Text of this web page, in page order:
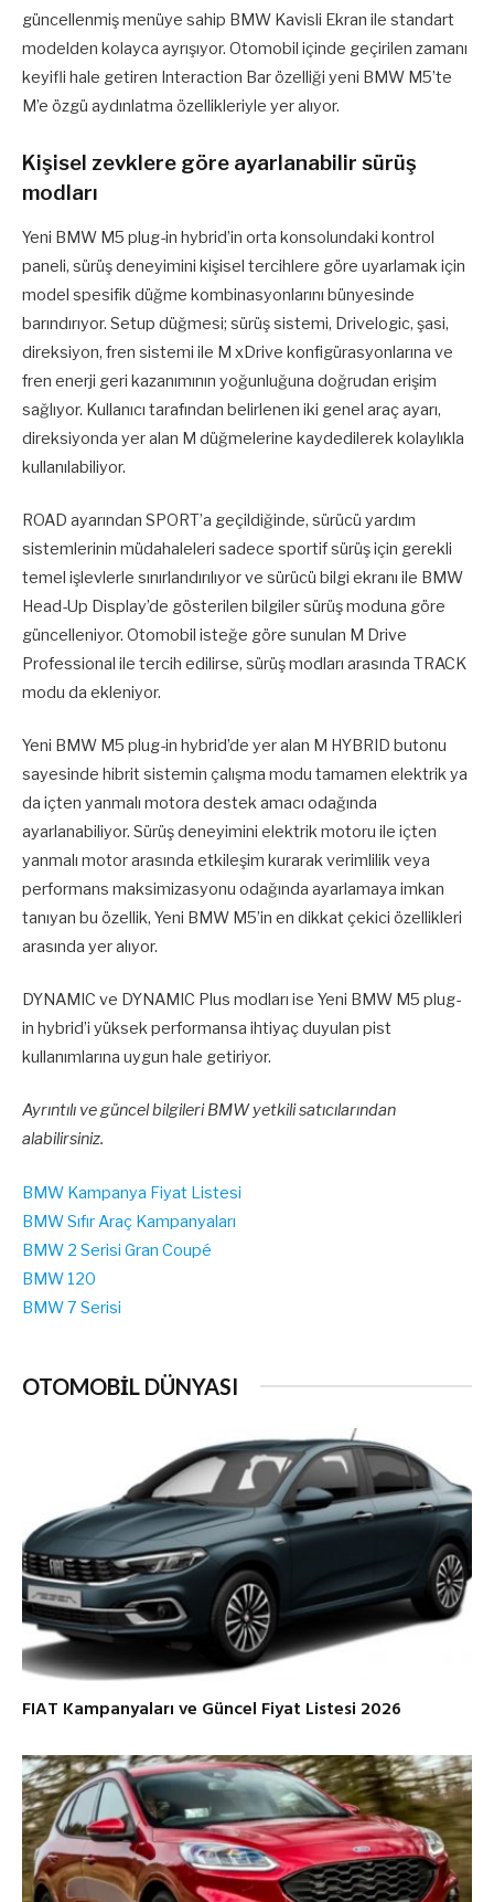
güncellenmiş menüye sahip BMW Kavisli Ekran ile standart
modelden kolayca ayrışıyor. Otomobil içinde geçirilen zamanı
keyifli hale getiren Interaction Bar özelliği yeni BMW M5’te
M’e özgü aydınlatma özellikleriyle yer alıyor.
Kişisel zevklere göre ayarlanabilir sürüş
modları
Yeni BMW M5 plug-in hybrid’in orta konsolundaki kontrol
paneli, sürüş deneyimini kişisel tercihlere göre uyarlamak için
model spesifik düğme kombinasyonlarını bünyesinde
barındırıyor. Setup düğmesi; sürüş sistemi, Drivelogic, şasi,
direksiyon, fren sistemi ile M xDrive konfigürasyonlarına ve
fren enerji geri kazanımının yoğunluğuna doğrudan erişim
sağlıyor. Kullanıcı tarafından belirlenen iki genel araç ayarı,
direksiyonda yer alan M düğmelerine kaydedilerek kolaylıkla
kullanılabiliyor.
ROAD ayarından SPORT’a geçildiğinde, sürücü yardım
sistemlerinin müdahaleleri sadece sportif sürüş için gerekli
temel işlevlerle sınırlandırılıyor ve sürücü bilgi ekranı ile BMW
Head-Up Display’de gösterilen bilgiler sürüş moduna göre
güncelleniyor. Otomobil isteğe göre sunulan M Drive
Professional ile tercih edilirse, sürüş modları arasında TRACK
modu da ekleniyor.
Yeni BMW M5 plug-in hybrid’de yer alan M HYBRID butonu
sayesinde hibrit sistemin çalışma modu tamamen elektrik ya
da içten yanmalı motora destek amacı odağında
ayarlanabiliyor. Sürüş deneyimini elektrik motoru ile içten
yanmalı motor arasında etkileşim kurarak verimlilik veya
performans maksimizasyonu odağında ayarlamaya imkan
tanıyan bu özellik, Yeni BMW M5’in en dikkat çekici özellikleri
arasında yer alıyor.
DYNAMIC ve DYNAMIC Plus modları ise Yeni BMW M5 plug-
in hybrid’i yüksek performansa ihtiyaç duyulan pist
kullanımlarına uygun hale getiriyor.
Ayrıntılı ve güncel bilgileri BMW yetkili satıcılarından
alabilirsiniz.
BMW Kampanya Fiyat Listesi
BMW Sıfır Araç Kampanyaları
BMW 2 Serisi Gran Coupé
BMW 120
BMW 7 Serisi
OTOMOBİL DÜNYASI
FIAT Kampanyaları ve Güncel Fiyat Listesi 2026